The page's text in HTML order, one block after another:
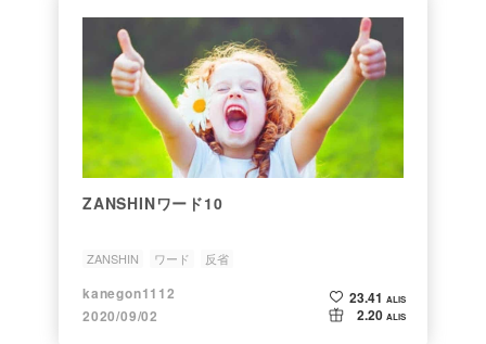
ZANSHINワード10
ZANSHIN ワード 反省
kanegon1112
2020/09/02
23.41 ALIS
2.20 ALIS